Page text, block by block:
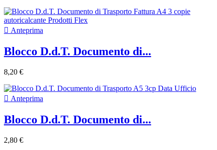
 Anteprima
Blocco D.d.T. Documento di...
8,20 €
 Anteprima
Blocco D.d.T. Documento di...
2,80 €